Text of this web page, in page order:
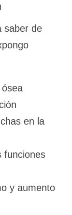
saber de
en la
funciones
y aumento